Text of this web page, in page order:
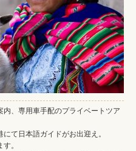
、専用車手配のプライベートツア
て日本語ガイドがお出迎え。
。